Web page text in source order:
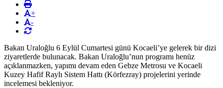
+
-
Bakan Uraloğlu 6 Eylül Cumartesi günü Kocaeli’ye gelerek bir dizi
ziyaretlerde bulunacak. Bakan Uraloğlu’nun programı henüz
açıklanmazken, yapımı devam eden Gebze Metrosu ve Kocaeli
Kuzey Hafif Raylı Sistem Hattı (Körfezray) projelerini yerinde
incelemesi bekleniyor.